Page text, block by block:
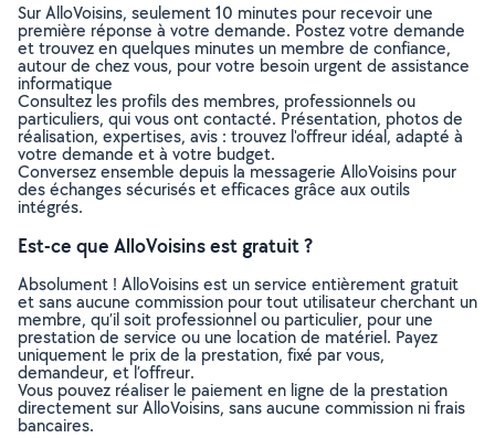
Sur AlloVoisins, seulement 10 minutes pour recevoir une
première réponse à votre demande. Postez votre demande
et trouvez en quelques minutes un membre de confiance,
autour de chez vous, pour votre besoin urgent de assistance
informatique
Consultez les profils des membres, professionnels ou
particuliers, qui vous ont contacté. Présentation, photos de
réalisation, expertises, avis : trouvez l'offreur idéal, adapté à
votre demande et à votre budget.
Conversez ensemble depuis la messagerie AlloVoisins pour
des échanges sécurisés et efficaces grâce aux outils
intégrés.
Est-ce que AlloVoisins est gratuit ?
Absolument ! AlloVoisins est un service entièrement gratuit
et sans aucune commission pour tout utilisateur cherchant un
membre, qu’il soit professionnel ou particulier, pour une
prestation de service ou une location de matériel. Payez
uniquement le prix de la prestation, fixé par vous,
demandeur, et l’offreur.
Vous pouvez réaliser le paiement en ligne de la prestation
directement sur AlloVoisins, sans aucune commission ni frais
bancaires.